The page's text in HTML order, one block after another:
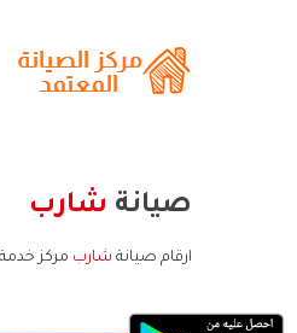
صيانة شارب
ارقام صيانة شارب مركز